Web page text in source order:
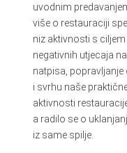
uvodnim
više o restauraciji
niz aktivnosti s
negativnih utjecaja
natpisa,
i svrhu naše
aktivnosti
a radilo se o
iz same spilje.